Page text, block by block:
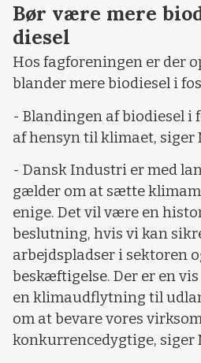
Bør være mere
diesel
Hos fagforeningen er der
blander mere biodiesel i
- Blandingen af biodiesel i
af hensyn til klimaet, siger
- Dansk Industri er med
gælder om at sætte
enige. Det vil være en
beslutning, hvis vi kan
arbejdspladser i sektoren
beskæftigelse. Der er en
en klimaudflytning til
om at bevare vores
konkurrencedygtige, siger